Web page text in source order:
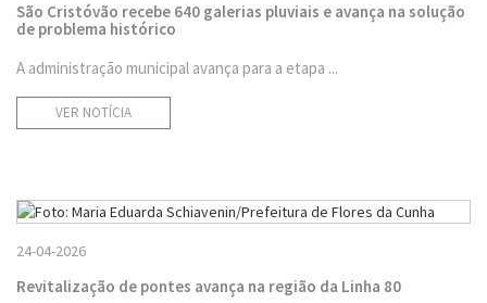
São Cristóvão recebe 640 galerias pluviais e avança na solução
de problema histórico
A administração municipal avança para a etapa ...
VER NOTÍCIA
24-04-2026
Revitalização de pontes avança na região da Linha 80